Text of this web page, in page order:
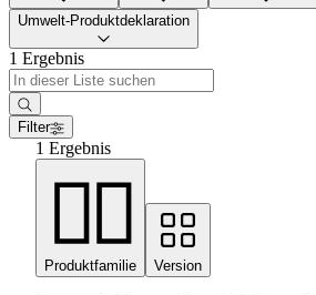
Umwelt-Produktdeklaration
1 Ergebnis
Filter
1 Ergebnis
Produktfamilie Version